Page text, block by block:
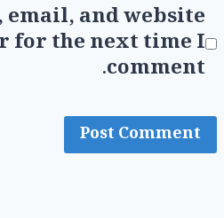
email, and website
for the next time I
comment.